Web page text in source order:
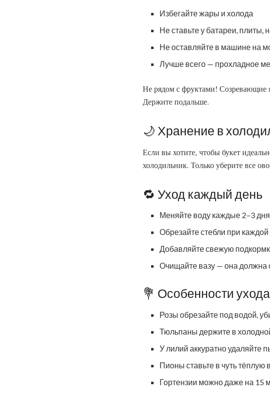
Избегайте жары и холода
Не ставьте у батареи, плиты,
Не оставляйте в машине на
Лучше всего — прохладное
Не рядом с фруктами! Созревающие
Держите подальше.
🌙 Хранение в
Если вы хотите, чтобы букет
холодильник. Только уберите все
🔁 Уход каждый день
Меняйте воду каждые 2–3
Обрезайте стебли при
Добавляйте свежую
Очищайте вазу — она должна
💐 Особенности
Розы обрезайте под водой,
Тюльпаны держите в
У лилий аккуратно удаляйте
Пионы ставьте в чуть тёплую
Гортензии можно даже на 15